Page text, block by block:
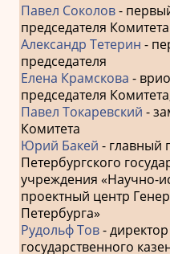
Павел Соколов-
председателя Комитета
Александр Тетерин -
председателя
Елена Крамскова -
председателя
Павел Токаревский -
Комитета
Юрий Бакей - главный
Петербургского
учреждения «Научно-
проектный центр
Петербурга»
Рудольф Тов- директор
государственного